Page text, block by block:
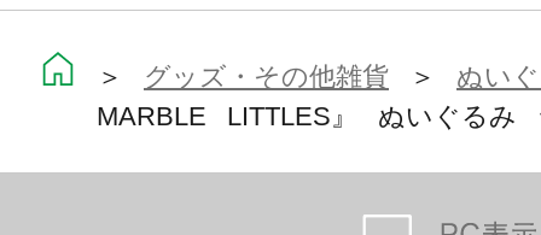
少年たちのキラキラした日常を、ぜ
てください。
【THE MARBLE LITTLES(マーブル
＞ グッズ・その他雑貨 ＞ ぬい
MARBLE LITTLES』 ぬいぐるみ